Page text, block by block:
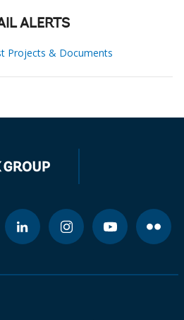
ALERTS
Projects & Documents